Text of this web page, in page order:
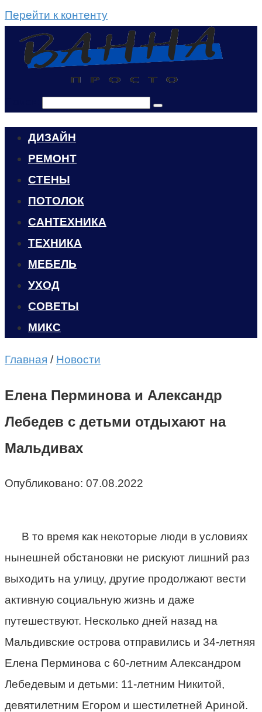
Перейти к контенту
ДИЗАЙН
РЕМОНТ
СТЕНЫ
ПОТОЛОК
САНТЕХНИКА
ТЕХНИКА
МЕБЕЛЬ
УХОД
CОВЕТЫ
МИКС
Главная / Новости
Елена Перминова и Александр
Лебедев с детьми отдыхают на
Мальдивах
Опубликовано: 07.08.2022
В то время как некоторые люди в условиях
нынешней обстановки не рискуют лишний раз
выходить на улицу, другие продолжают вести
активную социальную жизнь и даже
путешествуют. Несколько дней назад на
Мальдивские острова отправились и 34-летняя
Елена Перминова с 60-летним Александром
Лебедевым и детьми: 11-летним Никитой,
девятилетним Егором и шестилетней Ариной.